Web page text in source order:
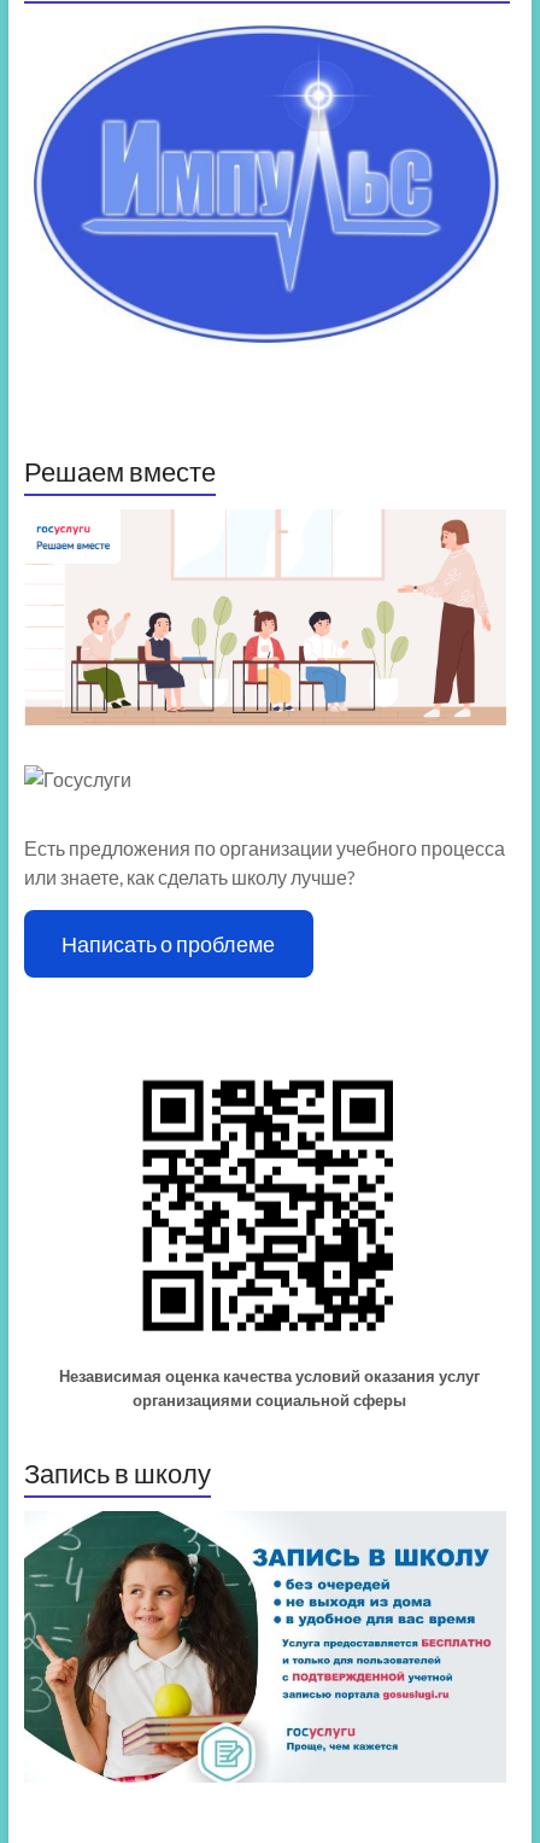
Решаем вместе
Есть предложения по организации учебного процесса
или знаете, как сделать школу лучше?
Написать о проблеме
Независимая оценка качества условий оказания услуг
организациями социальной сферы
Запись в школу